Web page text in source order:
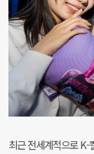
최근 전세계적으로 K-